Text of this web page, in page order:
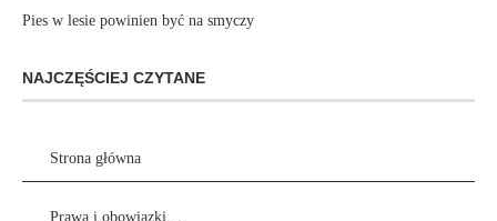
Pies w lesie powinien być na smyczy
NAJCZĘŚCIEJ CZYTANE
Strona główna
Prawa i obowiązki…